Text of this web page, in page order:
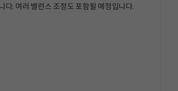
다. 여러 밸런스 조정도 포함될 예정입니다.